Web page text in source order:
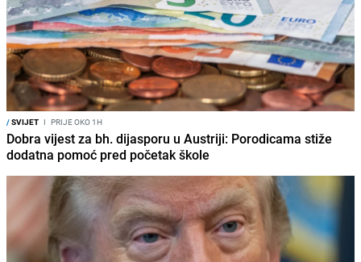
/SVIJET I PRIJE OKO 1H
Dobra vijest za bh. dijasporu u Austriji: Porodicama stiže
dodatna pomoć pred početak škole